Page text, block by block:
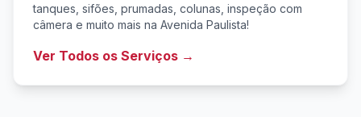
tanques, sifões, prumadas, colunas, inspeção com
câmera e muito mais na Avenida Paulista!
Ver Todos os Serviços →